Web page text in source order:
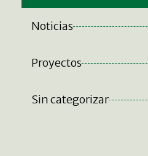
Noticias
Proyectos
Sin categorizar